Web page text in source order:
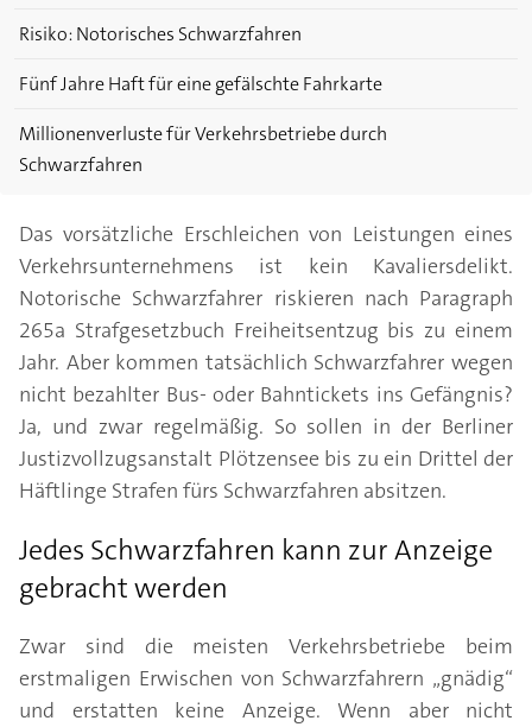
Risiko: Notorisches Schwarzfahren
Fünf Jahre Haft für eine gefälschte Fahrkarte
Millionenverluste für Verkehrsbetriebe durch
Schwarzfahren
Das vorsätzliche Erschleichen von Leistungen eines
Verkehrsunternehmens ist kein Kavaliersdelikt.
Notorische Schwarzfahrer riskieren nach Paragraph
265a Strafgesetzbuch Freiheitsentzug bis zu einem
Jahr. Aber kommen tatsächlich Schwarzfahrer wegen
nicht bezahlter Bus- oder Bahntickets ins Gefängnis?
Ja, und zwar regelmäßig. So sollen in der Berliner
Justizvollzugsanstalt Plötzensee bis zu ein Drittel der
Häftlinge Strafen fürs Schwarzfahren absitzen.
Jedes Schwarzfahren kann zur Anzeige
gebracht werden
Zwar sind die meisten Verkehrsbetriebe beim
erstmaligen Erwischen von Schwarzfahrern „gnädig“
und erstatten keine Anzeige. Wenn aber nicht